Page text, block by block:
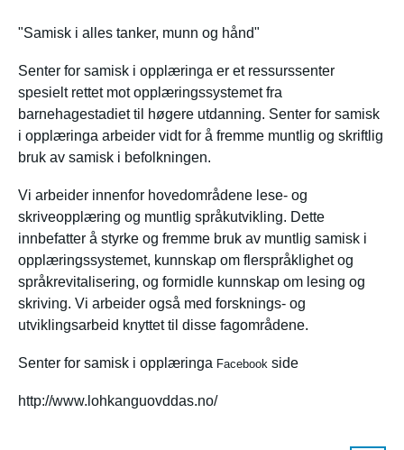
"Samisk i alles tanker, munn og hånd"
Senter for samisk i opplæringa er et ressurssenter
spesielt rettet mot opplæringssystemet fra
barnehagestadiet til høgere utdanning. Senter for samisk
i opplæringa arbeider vidt for å fremme muntlig og skriftlig
bruk av samisk i befolkningen.
Vi arbeider innenfor hovedområdene lese- og
skriveopplæring og muntlig språkutvikling. Dette
innbefatter å styrke og fremme bruk av muntlig samisk i
opplæringssystemet, kunnskap om flerspråklighet og
språkrevitalisering, og formidle kunnskap om lesing og
skriving. Vi arbeider også med forsknings- og
utviklingsarbeid knyttet til disse fagområdene.
Senter for samisk i opplæringa Facebook side
http://www.lohkanguovddas.no/